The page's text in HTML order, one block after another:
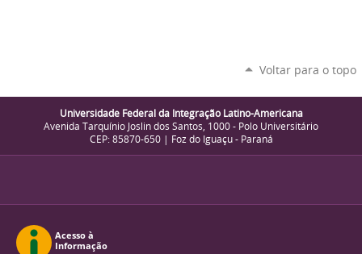
Voltar para o topo
Universidade Federal da Integração Latino-Americana
Avenida Tarquínio Joslin dos Santos, 1000 - Polo Universitário
CEP: 85870-650 | Foz do Iguaçu - Paraná